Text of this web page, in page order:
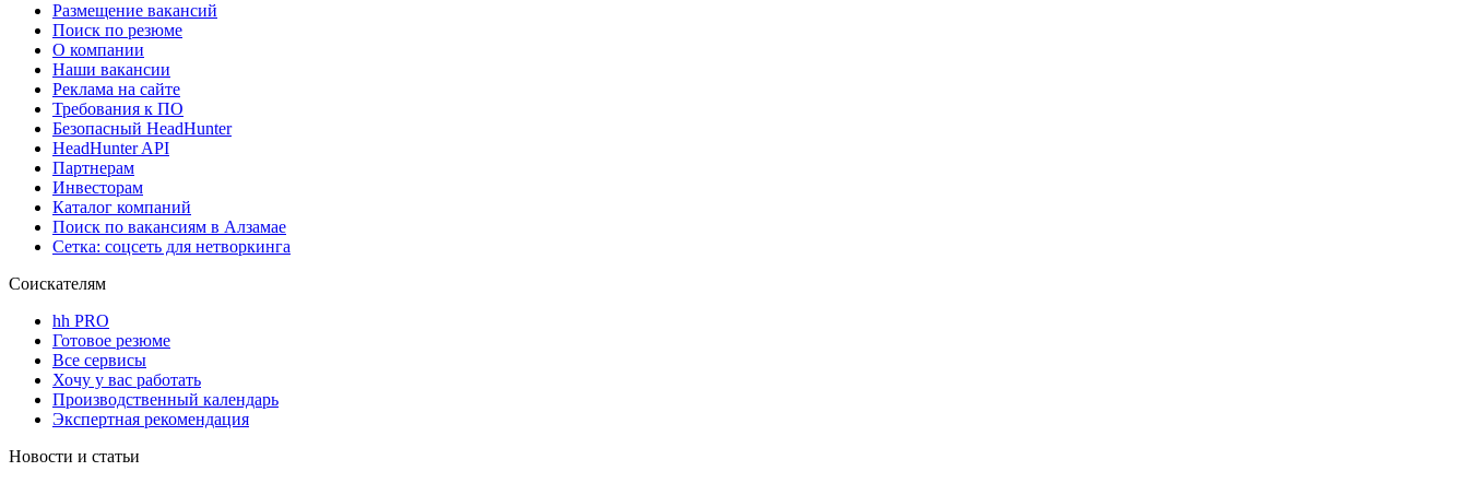
Размещение вакансий
Поиск по резюме
О компании
Наши вакансии
Реклама на сайте
Требования к ПО
Безопасный HeadHunter
HeadHunter API
Партнерам
Инвесторам
Каталог компаний
Поиск по вакансиям в Алзамае
Сетка: соцсеть для нетворкинга
Соискателям
hh PRO
Готовое резюме
Все сервисы
Хочу у вас работать
Производственный календарь
Экспертная рекомендация
Новости и статьи